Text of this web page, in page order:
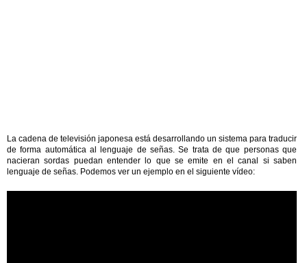
La cadena de televisión japonesa está desarrollando un sistema para traducir
de forma automática al lenguaje de señas. Se trata de que personas que
nacieran sordas puedan entender lo que se emite en el canal si saben
lenguaje de señas. Podemos ver un ejemplo en el siguiente vídeo: